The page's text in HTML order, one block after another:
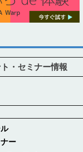
・セミナー情報
ー